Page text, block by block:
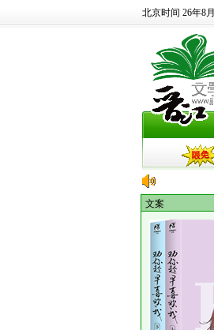
北京时间 26年8
文案